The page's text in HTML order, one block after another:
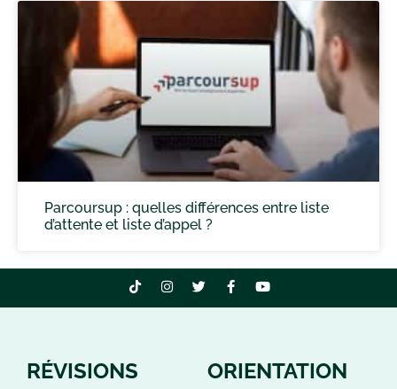
Parcoursup : quelles différences entre liste
d’attente et liste d’appel ?
RÉVISIONS ORIENTATION